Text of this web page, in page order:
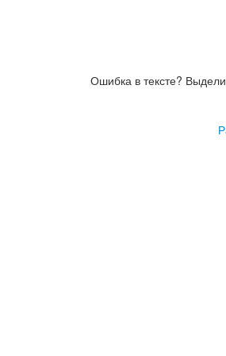
Ошибка в тексте?